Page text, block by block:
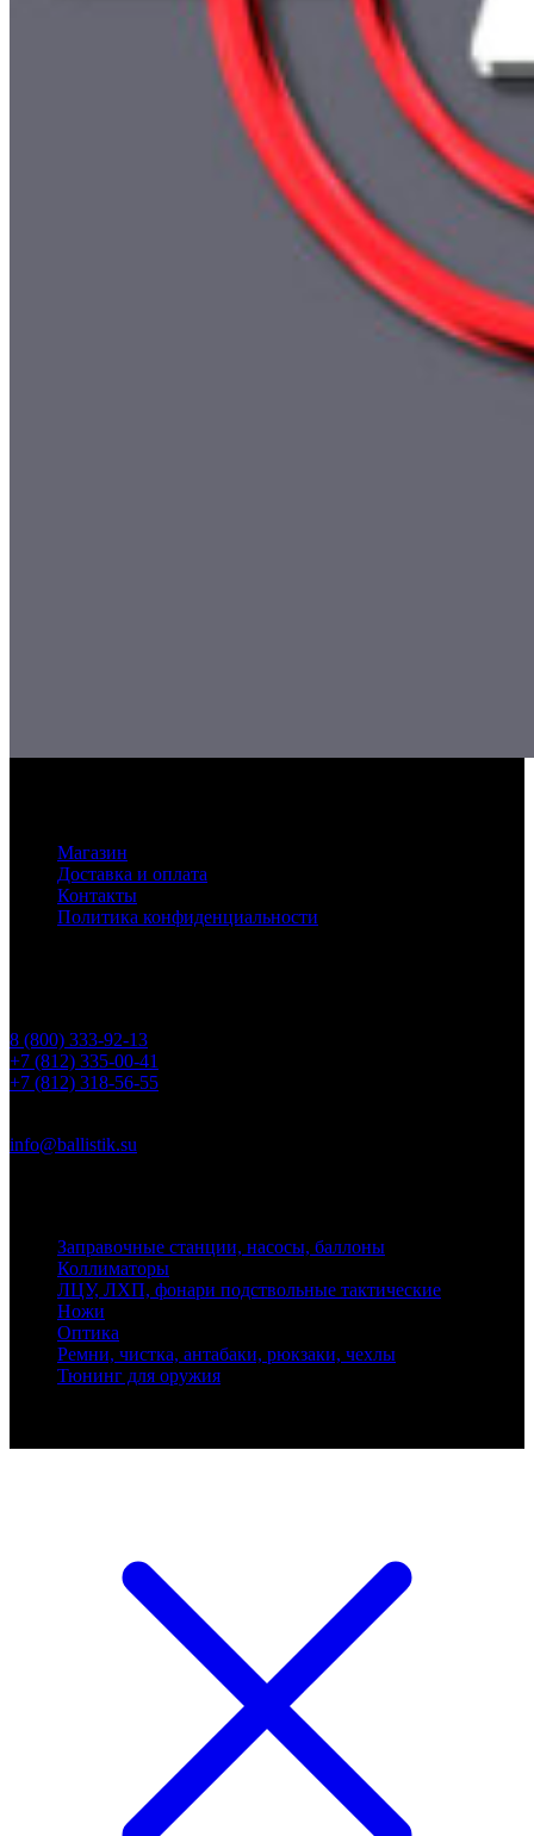
Магазин
Доставка и оплата
Контакты
Политика конфиденциальности
8 (800) 333-92-13
+7 (812) 335-00-41
+7 (812) 318-56-55
info@ballistik.su
Заправочные станции, насосы, баллоны
Коллиматоры
ЛЦУ, ЛХП, фонари подствольные тактические
Ножи
Оптика
Ремни, чистка, антабаки, рюкзаки, чехлы
Тюнинг для оружия